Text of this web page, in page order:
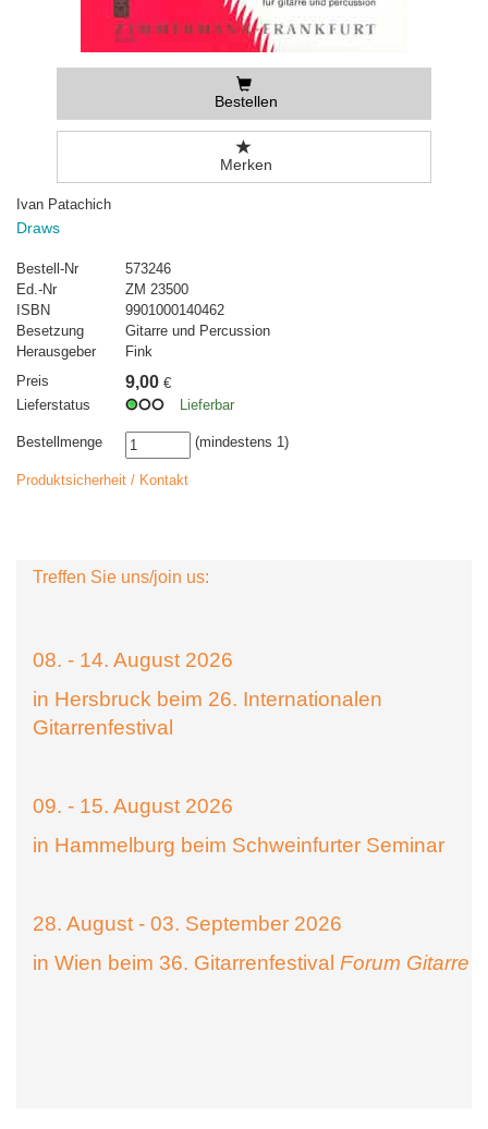
Bestellen
Merken
Ivan Patachich
Draws
Bestell-Nr
573246
Ed.-Nr
ZM 23500
ISBN
9901000140462
Besetzung
Gitarre und Percussion
Herausgeber
Fink
Preis
9,00 €
Lieferstatus
Lieferbar
Bestellmenge (mindestens 1)
Produktsicherheit / Kontakt
Treffen Sie uns/join us:
08. - 14. August 2026
in Hersbruck beim 26. Internationalen
Gitarrenfestival
09. - 15. August 2026
in Hammelburg beim Schweinfurter Seminar
28. August - 03. September 2026
in Wien beim 36. Gitarrenfestival Forum Gitarre